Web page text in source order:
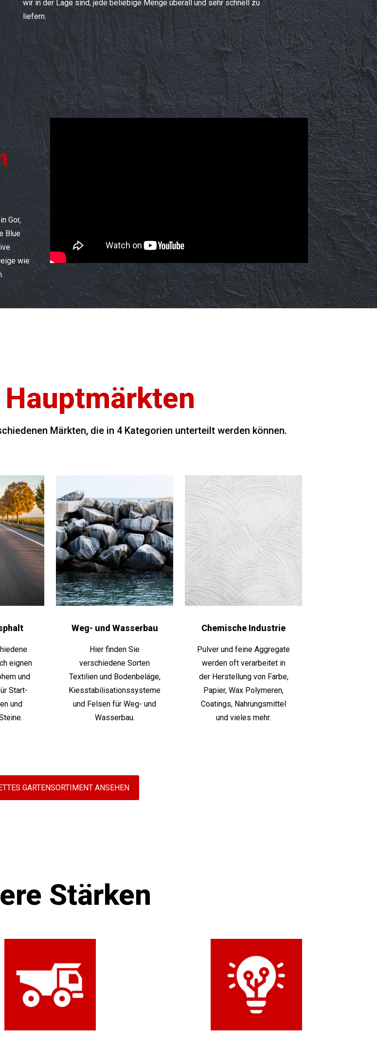
wir in der Lage sind, jede beliebige Menge überall und sehr schnell zu
liefern.
Gor,
Blue
wie
Hauptmärkten
Märkten, die in 4 Kategorien unterteilt werden können.
eignen
und
Start-
und
Weg- und Wasserbau
Hier finden Sie
verschiedene Sorten
Textilien und Bodenbeläge,
Kiesstabilisationssysteme
und Felsen für Weg- und
Wasserbau.
Chemische Industrie
Pulver und feine Aggregate
werden oft verarbeitet in
der Herstellung von Farbe,
Papier, Wax Polymeren,
Coatings, Nahrungsmittel
und vieles mehr.
GARTENSORTIMENT ANSEHEN
Stärken